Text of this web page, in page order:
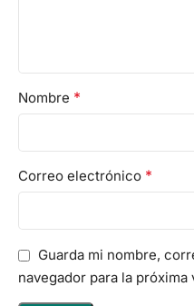
Nombre *
Correo electrónico *
Guarda mi nombre,
navegador para la